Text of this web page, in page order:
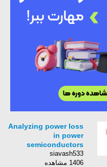
Analyzing power loss
in power
semiconductors
siavash533
1406 مشاهده